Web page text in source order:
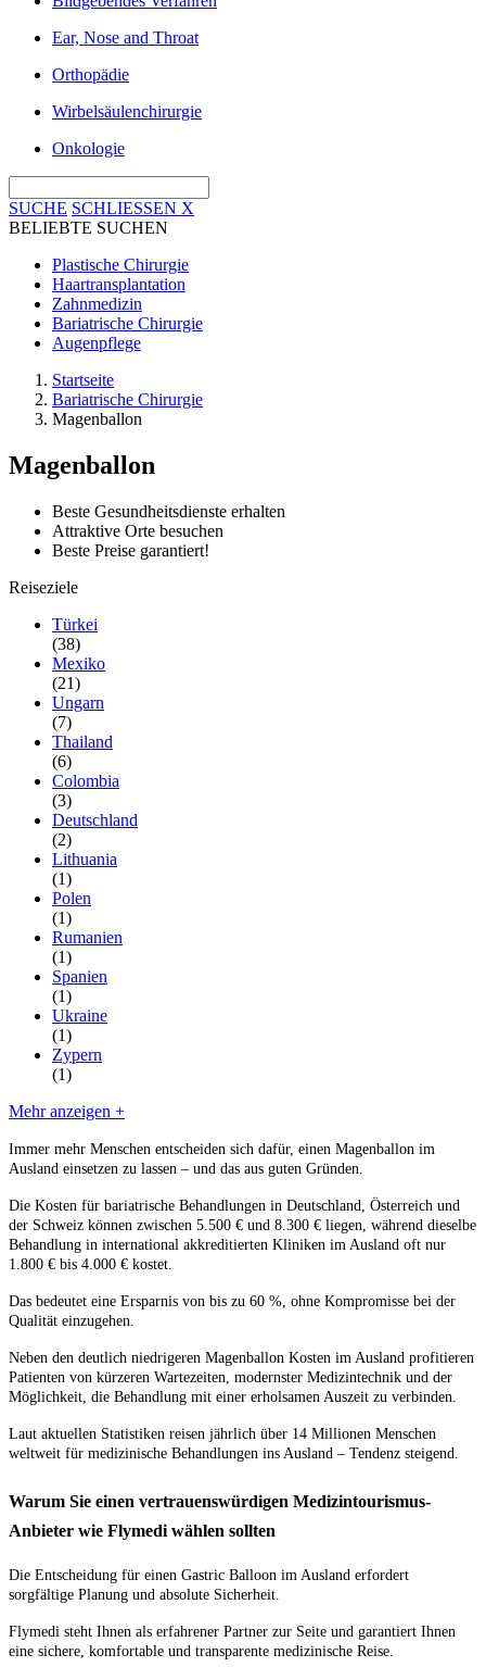
Ear, Nose and Throat
Orthopädie
Wirbelsäulenchirurgie
Onkologie
SUCHE SCHLIESSEN X
BELIEBTE SUCHEN
Plastische Chirurgie
Haartransplantation
Zahnmedizin
Bariatrische Chirurgie
Augenpflege
Startseite
Bariatrische Chirurgie
Magenballon
Magenballon
Beste Gesundheitsdienste erhalten
Attraktive Orte besuchen
Beste Preise garantiert!
Reiseziele
Türkei
(38)
Mexiko
(21)
Ungarn
(7)
Thailand
(6)
Colombia
(3)
Deutschland
(2)
Lithuania
(1)
Polen
(1)
Rumanien
(1)
Spanien
(1)
Ukraine
(1)
Zypern
(1)
Mehr anzeigen +
Immer mehr Menschen entscheiden sich dafür, einen Magenballon im
Ausland einsetzen zu lassen – und das aus guten Gründen.
Die Kosten für bariatrische Behandlungen in Deutschland, Österreich und
der Schweiz können zwischen 5.500 € und 8.300 € liegen, während dieselbe
Behandlung in international akkreditierten Kliniken im Ausland oft nur
1.800 € bis 4.000 € kostet.
Das bedeutet eine Ersparnis von bis zu 60 %, ohne Kompromisse bei der
Qualität einzugehen.
Neben den deutlich niedrigeren Magenballon Kosten im Ausland profitieren
Patienten von kürzeren Wartezeiten, modernster Medizintechnik und der
Möglichkeit, die Behandlung mit einer erholsamen Auszeit zu verbinden.
Laut aktuellen Statistiken reisen jährlich über 14 Millionen Menschen
weltweit für medizinische Behandlungen ins Ausland – Tendenz steigend.
Warum Sie einen vertrauenswürdigen Medizintourismus-
Anbieter wie Flymedi wählen sollten
Die Entscheidung für einen Gastric Balloon im Ausland erfordert
sorgfältige Planung und absolute Sicherheit.
Flymedi steht Ihnen als erfahrener Partner zur Seite und garantiert Ihnen
eine sichere, komfortable und transparente medizinische Reise.